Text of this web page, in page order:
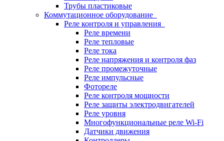
Трубы пластиковые
Коммутационное оборудование
Реле контроля и управления
Реле времени
Реле тепловые
Реле тока
Реле напряжения и контроля фаз
Реле промежуточные
Реле импульсные
Фотореле
Реле контроля мощности
Реле защиты электродвигателей
Реле уровня
Многофункциональные реле Wi-Fi
Датчики движения